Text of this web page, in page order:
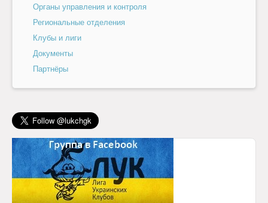
Клубы и лиги
Документы
Партнёры
Календарь
Анонсы
Обратная связь
Органы управления и контроля
Региональные отделения
Клубы и лиги
Документы
Партнёры